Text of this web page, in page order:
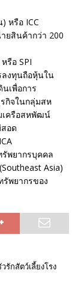
หรือ ICC
ยสินค้ากว่า 200
รือ SPI
งทุนถือหุ้นใน
เพื่อการ
กิจในกลุ่มสห
เครือสหพัฒน์
อด
พยากรบุคคล
Asia)
รัพยากรของ
กสัตว์เลี้ยงโรง